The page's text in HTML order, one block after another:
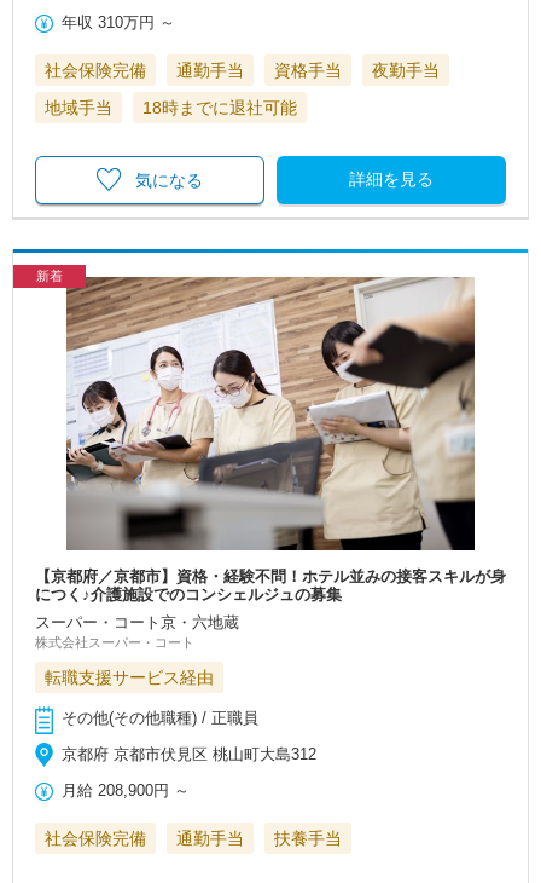
年収 310万円 ～
社会保険完備 通勤手当 資格手当
夜勤手当
地域手当
18時までに退社可能
詳細を見る
気になる
新着
【京都府／京都市】資格・経験不問！ホテル並みの接客スキルが身
につく♪介護施設でのコンシェルジュの募集
スーパー・コート京・六地蔵
株式会社スーパー・コート
転職支援サービス経由
その他(その他職種) / 正職員
京都府 京都市伏見区 桃山町大島312
月給 208,900円 ～
社会保険完備 通勤手当 扶養手当